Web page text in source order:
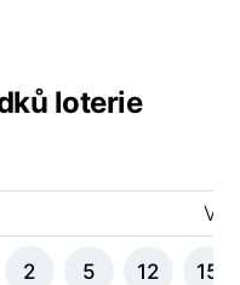
loterie
2 5 12 15